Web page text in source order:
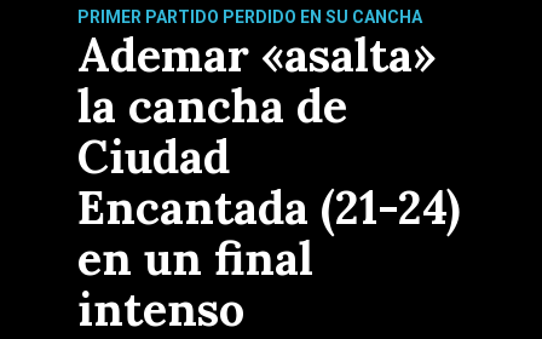
PRIMER PARTIDO PERDIDO EN SU CANCHA
Ademar «asalta»
la cancha de
Ciudad
Encantada (21-24)
en un final
intenso